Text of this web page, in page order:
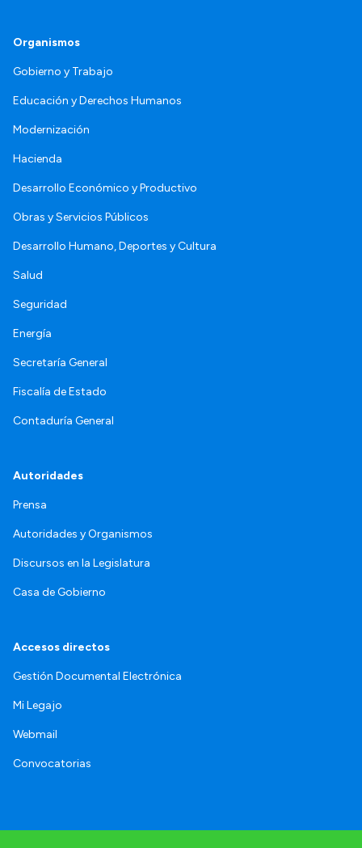
Organismos
Gobierno y Trabajo
Educación y Derechos Humanos
Modernización
Hacienda
Desarrollo Económico y Productivo
Obras y Servicios Públicos
Desarrollo Humano, Deportes y Cultura
Salud
Seguridad
Energía
Secretaría General
Fiscalía de Estado
Contaduría General
Autoridades
Prensa
Autoridades y Organismos
Discursos en la Legislatura
Casa de Gobierno
Accesos directos
Gestión Documental Electrónica
Mi Legajo
Webmail
Convocatorias